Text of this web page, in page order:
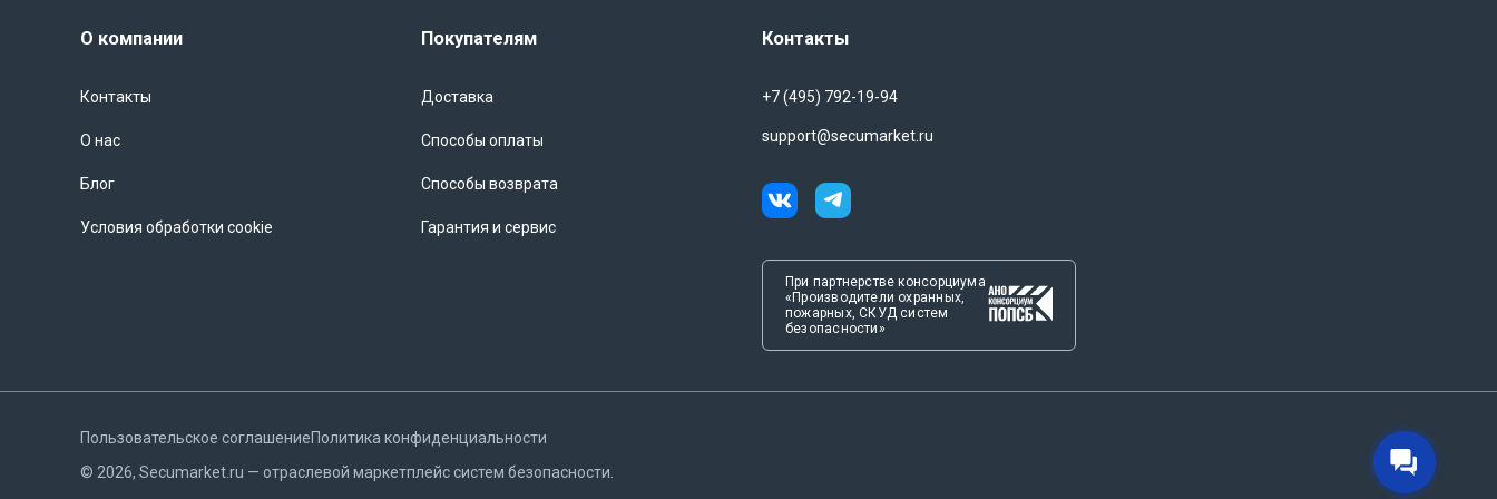
О компании
Контакты
О нас
Блог
Условия обработки cookie
Покупателям
Доставка
Способы оплаты
Способы возврата
Гарантия и сервис
Контакты
+7 (495) 792-19-94
support@secumarket.ru
При партнерстве консорциума
«Производители охранных,
пожарных, СКУД систем
безопасности»
Пользовательское соглашениеПолитика конфиденциальности
© 2026, Secumarket.ru — отраслевой маркетплейс систем безопасности.